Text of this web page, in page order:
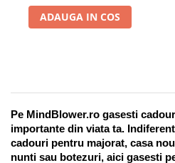
ADAUGA IN COS
Pe MindBlower.ro gasesti
importante din viata ta.
cadouri pentru majorat, casa
nunti sau botezuri, aici gasesti